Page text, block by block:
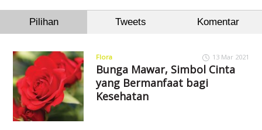
Pilihan Tweets Komentar
Flora 13 Mar 2021
Bunga Mawar, Simbol Cinta
yang Bermanfaat bagi
Kesehatan